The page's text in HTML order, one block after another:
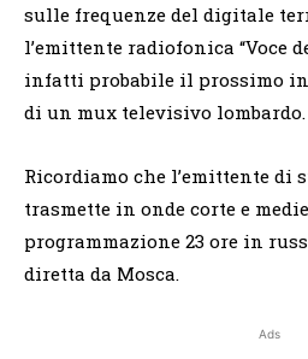
sulle frequenze del digitale
l’emittente radiofonica “Voce
infatti probabile il prossimo
di un mux televisivo lombardo.
Ricordiamo che l’emittente di
trasmette in onde corte e
programmazione 23 ore in
diretta da Mosca.
Ads